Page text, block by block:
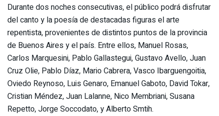
Durante dos noches consecutivas, el público podrá disfrutar
del canto y la poesía de destacadas figuras el arte
repentista, provenientes de distintos puntos de la provincia
de Buenos Aires y el país. Entre ellos, Manuel Rosas,
Carlos Marquesini, Pablo Gallastegui, Gustavo Avello, Juan
Cruz Olie, Pablo Díaz, Mario Cabrera, Vasco Ibarguengoitia,
Oviedo Reynoso, Luis Genaro, Emanuel Gaboto, David Tokar,
Cristian Méndez, Juan Lalanne, Nico Membriani, Susana
Repetto, Jorge Soccodato, y Alberto Smtih.